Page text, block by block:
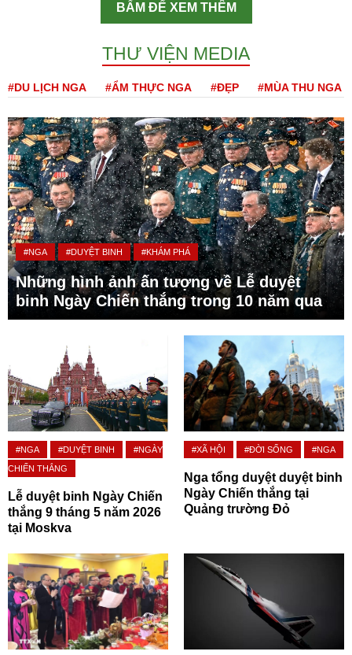
BẤM ĐỂ XEM THÊM
THƯ VIỆN MEDIA
#DU LỊCH NGA #ẨM THỰC NGA #ĐẸP #MÙA THU NGA
#NGA #DUYỆT BINH #KHÁM PHÁ
Những hình ảnh ấn tượng về Lễ duyệt
binh Ngày Chiến thắng trong 10 năm qua
#NGA #DUYỆT BINH
#NGÀY
CHIẾN THẮNG
Lễ duyệt binh Ngày Chiến
thắng 9 tháng 5 năm 2026
tại Moskva
#XÃ HỘI #ĐỜI SỐNG #NGA
Nga tổng duyệt duyệt binh
Ngày Chiến thắng tại
Quảng trường Đỏ